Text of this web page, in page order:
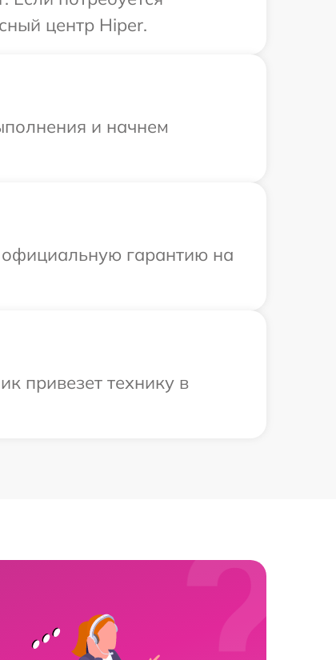
центр Hiper.
и начнем
гарантию на
привезет технику в